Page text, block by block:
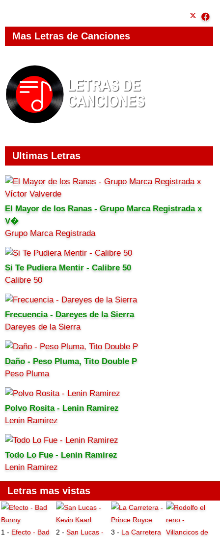
Mas Letras de Canciones
Ultimas Letras
El Mayor de los Ranas - Grupo Marca Registrada x
V�
Grupo Marca Registrada
Si Te Pudiera Mentir - Calibre 50
Calibre 50
Frecuencia - Dareyes de la Sierra
Dareyes de la Sierra
Daño - Peso Pluma, Tito Double P
Peso Pluma
Polvo Rosita - Lenin Ramirez
Lenin Ramirez
Todo Lo Fue - Lenin Ramirez
Lenin Ramirez
Letras mas vistas
1 - Efecto - Bad
2 -San Lucas -
3 - La Carretera